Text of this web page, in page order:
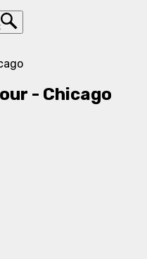
- Chicago